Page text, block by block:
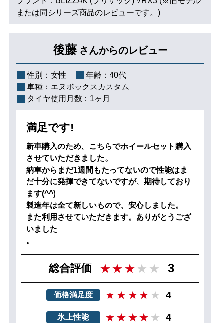
または同シリーズ商品のレビューです。)
後藤 さんからのレビュー
性別： 女性 年齢： 40代
車種： エヌボックスカスタム
タイヤ使用月数： 1ヶ月
満足です!
新車購入のため、こちらでホイールセット購入
させていただきました。
納車からまだ1週間もたってないので性能はま
だ十分に発揮できてないですが、期待しており
ます(^^)
製造年は全て新しいもので、安心しました。
また利用させていただきます。ありがとうござ
いました
。
総合評価 3
価格満足度 4
氷上性能 4